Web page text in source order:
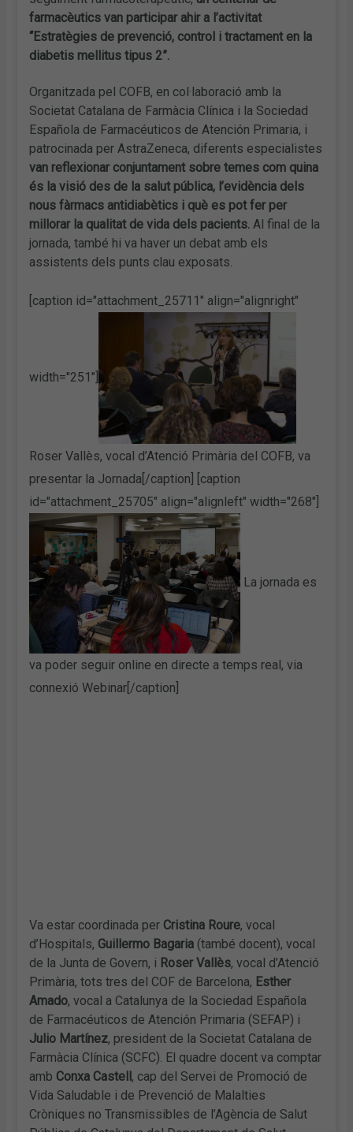
farmacèutics van participar ahir a l’activitat
“Estratègies de prevenció, control i tractament en la
diabetis mellitus tipus 2”.
Organitzada pel COFB, en col·laboració amb la
Societat Catalana de Farmàcia Clínica i la Sociedad
Española de Farmacéuticos de Atención Primaria, i
patrocinada per AstraZeneca, diferents especialistes
van reflexionar conjuntament sobre temes com quina
és la visió des de la salut pública, l’evidència dels
nous fàrmacs antidiabètics i què es pot fer per
millorar la qualitat de vida dels pacients. Al final de la
jornada, també hi va haver un debat amb els
assistents dels punts clau exposats.
[caption id="attachment_25711" align="alignright"
width="251"]
Roser Vallès, vocal d’Atenció Primària del COFB, va
presentar la Jornada[/caption] [caption
id="attachment_25705" align="alignleft" width="268"]
La jornada es
va poder seguir online en directe a temps real, via
connexió Webinar[/caption]
Va estar coordinada per Cristina Roure, vocal
d’Hospitals, Guillermo Bagaria (també docent), vocal
de la Junta de Govern, i Roser Vallès, vocal d’Atenció
Primària, tots tres del COF de Barcelona, Esther
Amado, vocal a Catalunya de la Sociedad Española
de Farmacéuticos de Atención Primaria (SEFAP) i
Julio Martínez, president de la Societat Catalana de
Farmàcia Clínica (SCFC). El quadre docent va comptar
amb Conxa Castell, cap del Servei de Promoció de
Vida Saludable i de Prevenció de Malalties
Cròniques no Transmissibles de l’Agència de Salut